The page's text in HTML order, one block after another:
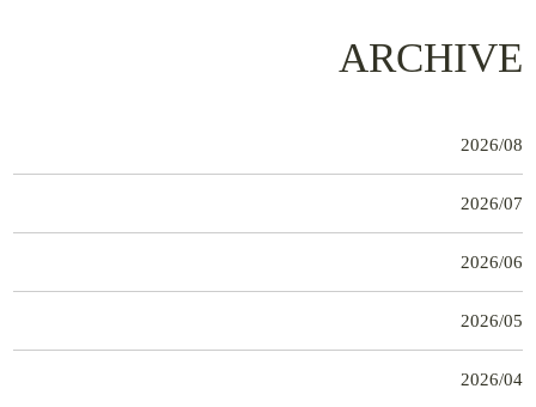
ARCHIVE
2026/08
2026/07
2026/06
2026/05
2026/04